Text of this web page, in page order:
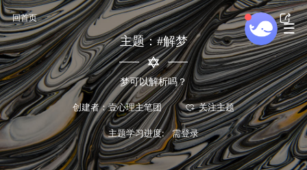
回首页
主题：#解梦
梦可以解析吗？
创建者：壹心理主笔团
主题学习进度: